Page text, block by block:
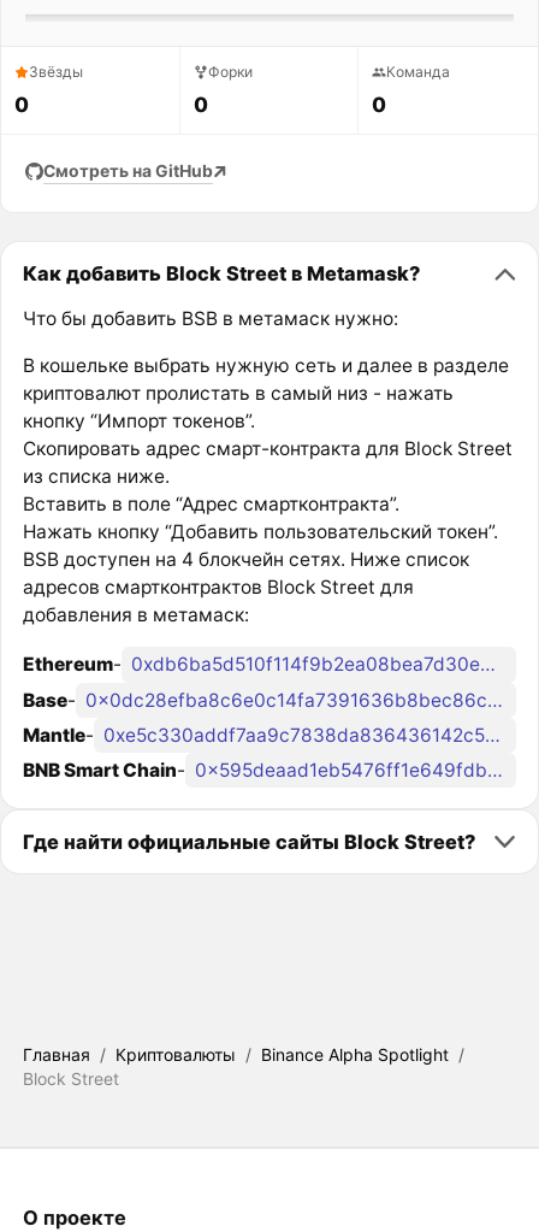
Звёзды
0
Форки
0
Команда
0
Смотреть на GitHub
Как добавить Block Street в Metamask?
Что бы добавить BSB в метамаск нужно:
В кошельке выбрать нужную сеть и далее в разделе
криптовалют пролистать в самый низ - нажать
кнопку “Импорт токенов”.
Скопировать адрес смарт-контракта для Block Street
из списка ниже.
Вставить в поле “Адрес смартконтракта”.
Нажать кнопку “Добавить пользовательский токен”.
BSB доступен на 4 блокчейн сетях. Ниже список
адресов смартконтрактов Block Street для
добавления в метамаск:
Ethereum-
0xdb6ba5d510f114f9b2ea08bea7d30e32eee33411
Base-
0x0dc28efba8c6e0c14fa7391636b8bec86c4c83d6
Mantle-
0xe5c330addf7aa9c7838da836436142c56a15aa95
BNB Smart Chain- 0x595deaad1eb5476ff1e649fdb7efc36f1e4679cc
Где найти официальные сайты Block Street?
Главная / Криптовалюты / Binance Alpha Spotlight /
Block Street
О проекте